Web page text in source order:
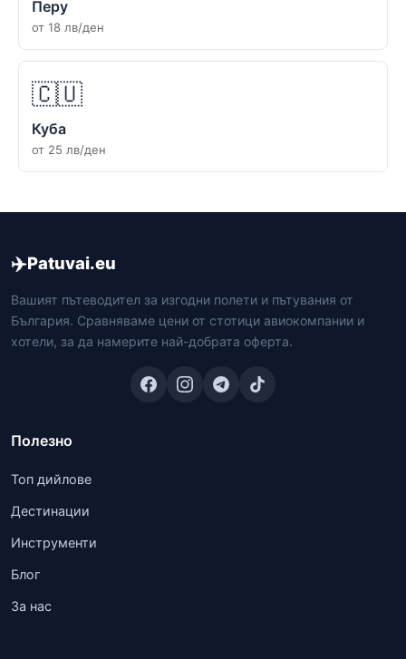
Перу
от 18 лв/ден
🇨🇺
Куба
от 25 лв/ден
✈️Patuvai.eu
Вашият пътеводител за изгодни полети и пътувания от
България. Сравняваме цени от стотици авиокомпании и
хотели, за да намерите най-добрата оферта.
Полезно
Топ дийлове
Дестинации
Инструменти
Блог
За нас